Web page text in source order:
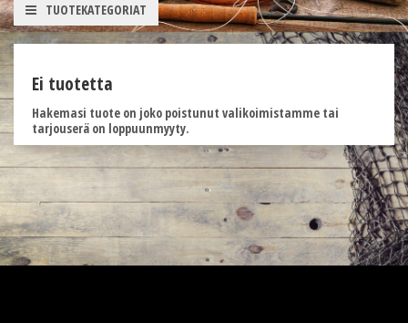
TUOTEKATEGORIAT
Ei tuotetta
Hakemasi tuote on joko poistunut valikoimistamme tai
tarjouserä on loppuunmyyty.